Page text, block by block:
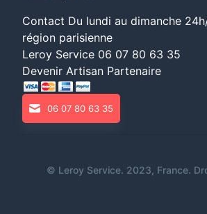
Contact Du lundi au dimanche
région parisienne
Leroy Service 06 07 80 63 35
Devenir Artisan Partenaire
06 07 80 63 35
© Leroy Service. 2023, France.